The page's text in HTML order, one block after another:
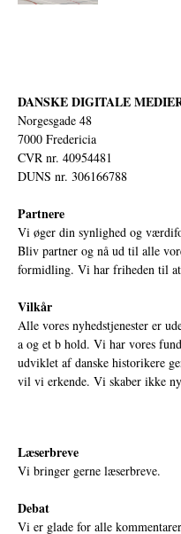
DANSKE DIGITALE
Norgesgade 48
7000 Fredericia
CVR nr. 40954481
DUNS nr. 306166788
Partnere
Vi øger din synlighed og
Bliv partner og nå ud til alle
formidling. Vi har friheden til
Vilkår
Alle vores nyhedstjenester er
a og et b hold. Vi har vores
udviklet af danske historikere
vil vi erkende. Vi skaber ikke
Læserbreve
Vi bringer gerne læserbreve.
Debat
Vi er glade for alle